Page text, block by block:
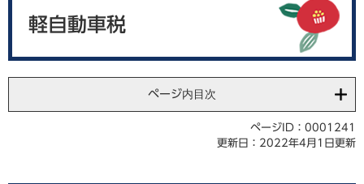
軽自動車税
ページ内目次
ページID：0001241
更新日：2022年4月1日更新